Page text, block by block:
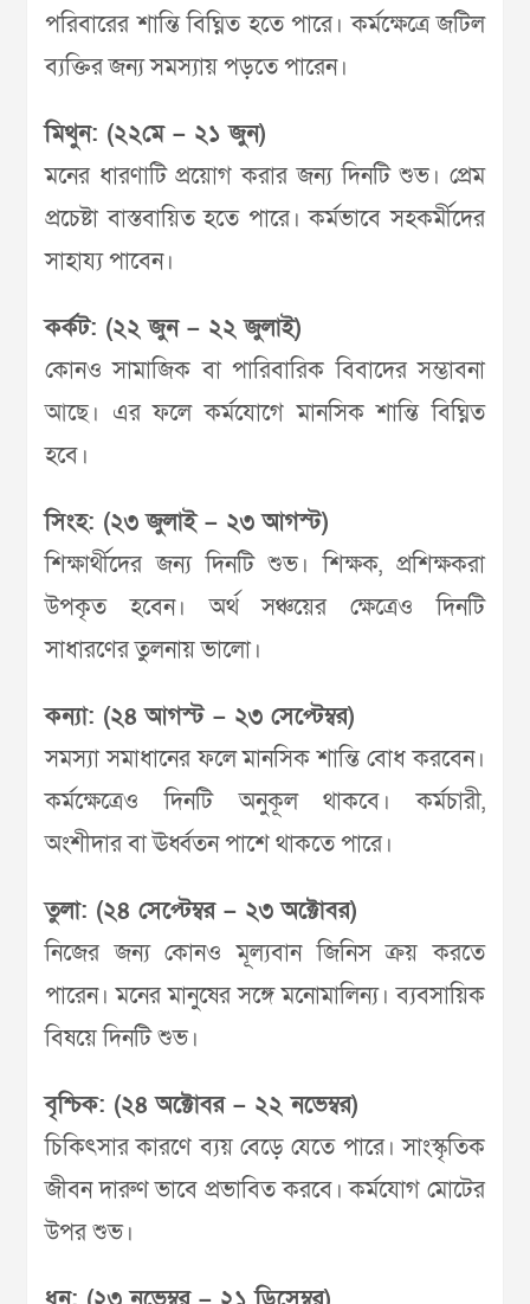
পরিবারের শান্তি বিঘ্নিত হতে পারে। কর্মক্ষেত্রে জটিল
ব্যক্তির জন্য সমস্যায় পড়তে পারেন।
মিথুন: (২২মে – ২১ জুন)
মনের ধারণাটি প্রয়োগ করার জন্য দিনটি শুভ। প্রেম
প্রচেষ্টা বাস্তবায়িত হতে পারে। কর্মভাবে সহকর্মীদের
সাহায্য পাবেন।
কর্কট: (২২ জুন – ২২ জুলাই)
কোনও সামাজিক বা পারিবারিক বিবাদের সম্ভাবনা
আছে। এর ফলে কর্মযোগে মানসিক শান্তি বিঘ্নিত
হবে।
সিংহ: (২৩ জুলাই – ২৩ আগস্ট)
শিক্ষার্থীদের জন্য দিনটি শুভ। শিক্ষক, প্রশিক্ষকরা
উপকৃত হবেন। অর্থ সঞ্চয়ের ক্ষেত্রেও দিনটি
সাধারণের তুলনায় ভালো।
কন্যা: (২৪ আগস্ট – ২৩ সেপ্টেম্বর)
সমস্যা সমাধানের ফলে মানসিক শান্তি বোধ করবেন।
কর্মক্ষেত্রেও দিনটি অনুকূল থাকবে। কর্মচারী,
অংশীদার বা ঊর্ধ্বতন পাশে থাকতে পারে।
তুলা: (২৪ সেপ্টেম্বর – ২৩ অক্টোবর)
নিজের জন্য কোনও মূল্যবান জিনিস ক্রয় করতে
পারেন। মনের মানুষের সঙ্গে মনোমালিন্য। ব্যবসায়িক
বিষয়ে দিনটি শুভ।
বৃশ্চিক: (২৪ অক্টোবর – ২২ নভেম্বর)
চিকিৎসার কারণে ব্যয় বেড়ে যেতে পারে। সাংস্কৃতিক
জীবন দারুণ ভাবে প্রভাবিত করবে। কর্মযোগ মোটের
উপর শুভ।